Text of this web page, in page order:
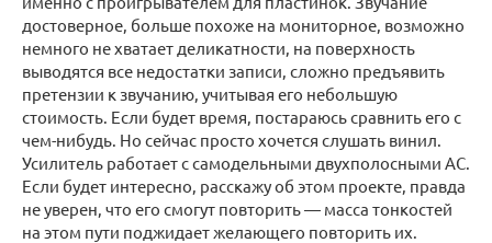
достоверное, больше похоже на мониторное, возможно
немного не хватает деликатности, на поверхность
выводятся все недостатки записи, сложно предъявить
претензии к звучанию, учитывая его небольшую
стоимость. Если будет время, постараюсь сравнить его с
чем-нибудь. Но сейчас просто хочется слушать винил.
Усилитель работает с самодельными двухполосными АС.
Если будет интересно, расскажу об этом проекте, правда
не уверен, что его смогут повторить — масса тонкостей
на этом пути поджидает желающего повторить их.